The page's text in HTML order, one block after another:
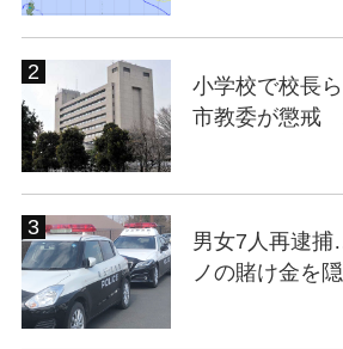
小学校で校長
市教委が懲戒
男女7人再逮
ノの賭け金を